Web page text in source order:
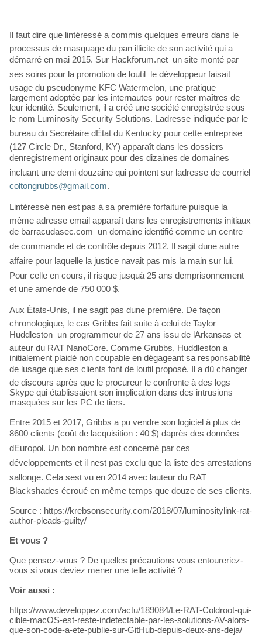
Il faut dire que lintéressé a commis quelques erreurs dans le
processus de masquage du pan illicite de son activité qui a
démarré en mai 2015. Sur Hackforum.net  un site monté par
ses soins pour la promotion de loutil  le développeur faisait
usage du pseudonyme KFC Watermelon, une pratique
largement adoptée par les internautes pour rester maîtres de
leur identité. Seulement, il a créé une société enregistrée sous
le nom Luminosity Security Solutions. Ladresse indiquée par le
bureau du Secrétaire dÉtat du Kentucky pour cette entreprise
(127 Circle Dr., Stanford, KY) apparaît dans les dossiers
denregistrement originaux pour des dizaines de domaines
incluant une demi douzaine qui pointent sur ladresse de courriel
coltongrubbs@gmail.com.
Lintéressé nen est pas à sa première forfaiture puisque la
même adresse email apparaît dans les enregistrements initiaux
de barracudasec.com  un domaine identifié comme un centre
de commande et de contrôle depuis 2012. Il sagit dune autre
affaire pour laquelle la justice navait pas mis la main sur lui.
Pour celle en cours, il risque jusquà 25 ans demprisonnement
et une amende de 750 000 $.
Aux États-Unis, il ne sagit pas dune première. De façon
chronologique, le cas Gribbs fait suite à celui de Taylor
Huddleston  un programmeur de 27 ans issu de lArkansas et
auteur du RAT NanoCore. Comme Grubbs, Huddleston a
initialement plaidé non coupable en dégageant sa responsabilité
de lusage que ses clients font de loutil proposé. Il a dû changer
de discours après que le procureur le confronte à des logs
Skype qui établissaient son implication dans des intrusions
masquées sur les PC de tiers.
Entre 2015 et 2017, Gribbs a pu vendre son logiciel à plus de
8600 clients (coût de lacquisition : 40 $) daprès des données
dEuropol. Un bon nombre est concerné par ces
développements et il nest pas exclu que la liste des arrestations
sallonge. Cela sest vu en 2014 avec lauteur du RAT
Blackshades écroué en même temps que douze de ses clients.
Source : https://krebsonsecurity.com/2018/07/luminositylink-rat-
author-pleads-guilty/
Et vous ?
Que pensez-vous ? De quelles précautions vous entoureriez-
vous si vous deviez mener une telle activité ?
Voir aussi :
https://www.developpez.com/actu/189084/Le-RAT-Coldroot-qui-
cible-macOS-est-reste-indetectable-par-les-solutions-AV-alors-
que-son-code-a-ete-publie-sur-GitHub-depuis-deux-ans-deja/